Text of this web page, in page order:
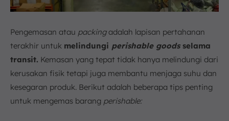
Pengemasan atau packingadalah lapisan pertahanan
terakhir untuk melindungi perishable goodsselama
transit. Kemasan yang tepat tidak hanya melindungi dari
kerusakan fisik tetapi juga membantu menjaga suhu dan
kesegaran produk. Berikut adalah beberapa tips penting
untuk mengemas barang perishable: